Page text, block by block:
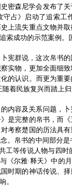
密森尼学会发布了
占》启动了追索
上流失重点文物并
成功的示范案例
宪群说，这次帛书
实物，更加全面细
的认识。而更为重
着民族复兴而踏上归
内容及关系问题，
是完整的帛书，而
考察楚国的历法具
。帛书的中间部分
工等传说人物与四
尔雅·释天》中的
时期的神话传说、
。